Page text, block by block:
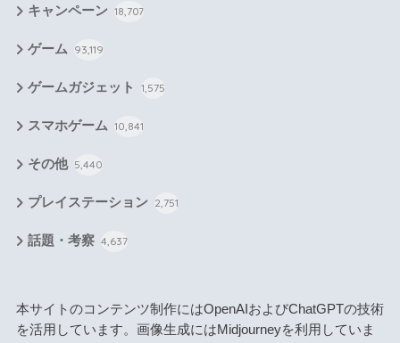
キャンペーン 18,707
ゲーム 93,119
ゲームガジェット 1,575
スマホゲーム 10,841
その他 5,440
プレイステーション 2,751
話題・考察 4,637
本サイトのコンテンツ制作にはOpenAIおよびChatGPTの技術
を活用しています。画像生成にはMidjourneyを利用していま